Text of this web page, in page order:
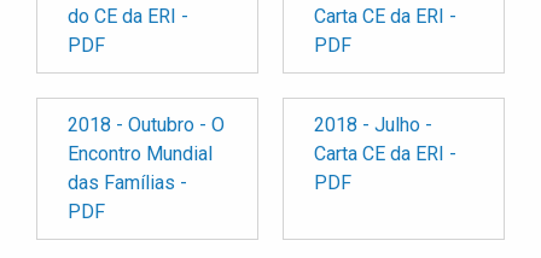
do CE da ERI -
PDF
Carta CE da ERI -
PDF
2018 - Outubro - O
Encontro Mundial
das Famílias -
PDF
2018 - Julho -
Carta CE da ERI -
PDF